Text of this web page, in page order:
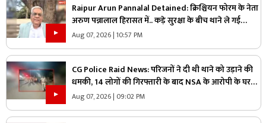
Raipur Arun Pannalal Detained: क्रिश्चियन फोरम के नेता
अरुण पन्नालाल हिरासत में.. कड़े सुरक्षा के बीच थाने ले गई
पुलिस, जानें क्या है आरोप
Aug 07, 2026 | 10:57 PM
CG Police Raid News: परिजनों ने दी थी थाने को उड़ाने की
धमकी, 14 लोगों की गिरफ्तारी के बाद NSA के आरोपी के घर
पुलिस ने मारा छापा, जांच में मिली ये चौंकाने वाली चीज
Aug 07, 2026 | 09:02 PM